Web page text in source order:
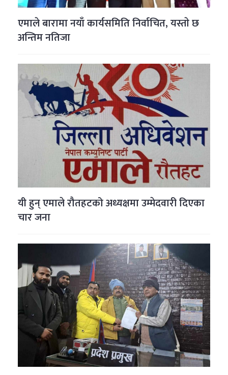
एमाले बारामा नयाँ कार्यसमिति निर्वाचित, यस्ताे छ
अन्तिम नतिजा
यी हुन् एमाले रौतहटको अध्यक्षमा उम्मेदवारी दिएका
चार जना